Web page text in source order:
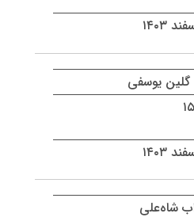
گلین یوسفی
شاه‌علی